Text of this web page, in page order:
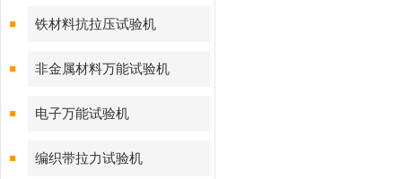
铁材料抗拉压试验机
非金属材料万能试验机
电子万能试验机
编织带拉力试验机